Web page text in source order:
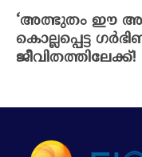
‘അത്ഭുതം ഈ
കൊല്ലപ്പെട്ട
ജീവിതത്തിലേക്ക്!